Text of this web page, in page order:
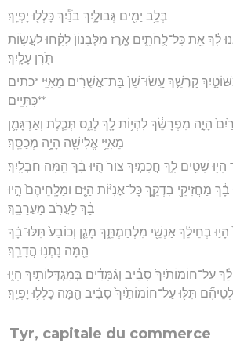
בְּלֵ֥ב יַמִּ֖ים גְּבוּלָ֑יִךְ בֹּנַ֕יִךְ כָּלְל֖וּ יָפְיֵֽךְ׃
לָ֔ךְ אֵ֖ת כָּל־לֻֽחֹתָ֑יִם אֶ֤רֶז מִלְּבָנוֹן֙ לָקָ֔חוּ לַעֲשׂ֥וֹת
תֹּ֖רֶן עָלָֽיִךְ׃
קַרְשֵׁ֤ךְ עָֽשׂוּ־שֵׁן֙ בַּת־אֲשֻׁרִ֔ים מֵאִיֵּ֖י *כתים
**כִּתִּיִּֽים׃
הָיָ֣ה מִפְרָשֵׂ֔ךְ לִהְי֥וֹת לָ֖ךְ לְנֵ֑ס תְּכֵ֧לֶת וְאַרְגָּמָ֛ן
מֵאִיֵּ֥י אֱלִישָׁ֖ה הָיָ֥ה מְכַסֵּֽךְ׃
הָי֥וּ שָׁטִ֖ים לָ֑ךְ חֲכָמַ֤יִךְ צוֹר֙ הָ֣יוּ בָ֔ךְ הֵ֖מָּה חֹבְלָֽיִךְ׃
בָ֔ךְ מַחֲזִיקֵ֖י בִּדְקֵ֑ךְ כָּל־אֳנִיּ֨וֹת הַיָּ֤ם וּמַלָּֽחֵיהֶם֙ הָ֣יוּ
בָ֔ךְ לַעֲרֹ֖ב מַעֲרָבֵֽךְ׃
הָי֣וּ בְחֵילֵ֔ךְ אַנְשֵׁ֖י מִלְחַמְתֵּ֑ךְ מָגֵ֤ן וְכוֹבַע֙ תִּלּוּ־בָ֔ךְ
הֵ֖מָּה נָתְנ֥וּ הֲדָרֵֽךְ׃
עַל־חוֹמוֹתַ֙יִךְ֙ סָבִ֔יב וְגַ֨מָּדִ֔ים בְּמִגְדְּלוֹתַ֖יִךְ הָי֑וּ
תִּלּ֤וּ עַל־חוֹמוֹתַ֙יִךְ֙ סָבִ֔יב הֵ֖מָּה כָּלְל֥וּ יָפְיֵֽךְ׃
Tyr, capitale du commerce